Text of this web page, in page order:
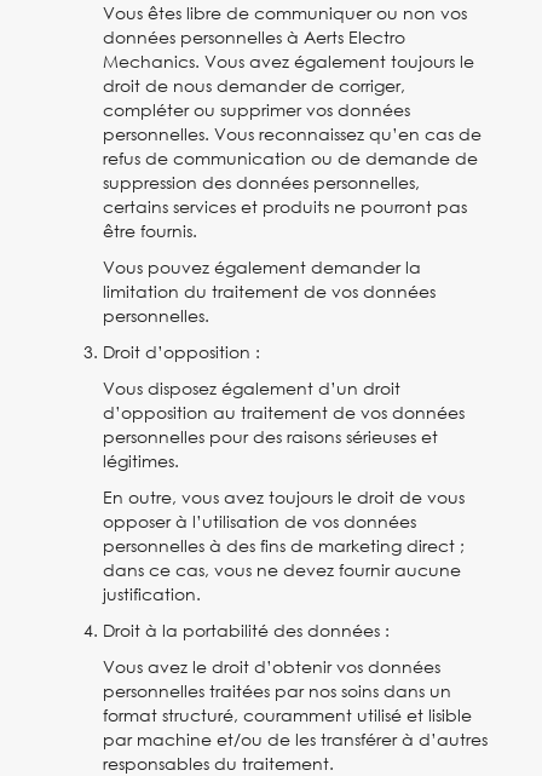
Vous êtes libre de communiquer ou non vos
données personnelles à Aerts Electro
Mechanics. Vous avez également toujours le
droit de nous demander de corriger,
compléter ou supprimer vos données
personnelles. Vous reconnaissez qu’en cas de
refus de communication ou de demande de
suppression des données personnelles,
certains services et produits ne pourront pas
être fournis.
Vous pouvez également demander la
limitation du traitement de vos données
personnelles.
Droit d’opposition :
Vous disposez également d’un droit
d’opposition au traitement de vos données
personnelles pour des raisons sérieuses et
légitimes.
En outre, vous avez toujours le droit de vous
opposer à l’utilisation de vos données
personnelles à des fins de marketing direct ;
dans ce cas, vous ne devez fournir aucune
justification.
Droit à la portabilité des données :
Vous avez le droit d’obtenir vos données
personnelles traitées par nos soins dans un
format structuré, couramment utilisé et lisible
par machine et/ou de les transférer à d’autres
responsables du traitement.